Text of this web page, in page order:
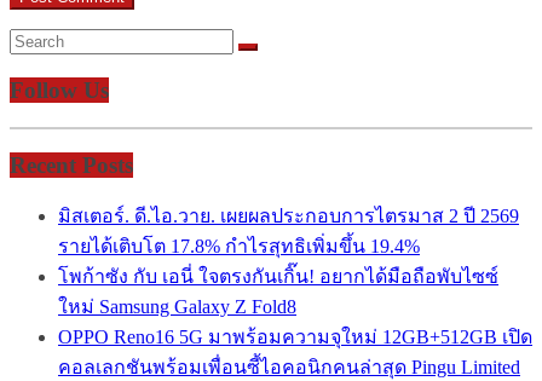
Follow Us
Recent Posts
มิสเตอร์. ดี.ไอ.วาย. เผยผลประกอบการไตรมาส 2 ปี 2569
รายได้เติบโต 17.8% กำไรสุทธิเพิ่มขึ้น 19.4%
โพก้าซัง กับ เอนี่ ใจตรงกันเกิ๊น! อยากได้มือถือพับไซซ์
ใหม่ Samsung Galaxy Z Fold8
OPPO Reno16 5G มาพร้อมความจุใหม่ 12GB+512GB เปิด
คอลเลกชันพร้อมเพื่อนซี้ไอคอนิกคนล่าสุด Pingu Limited